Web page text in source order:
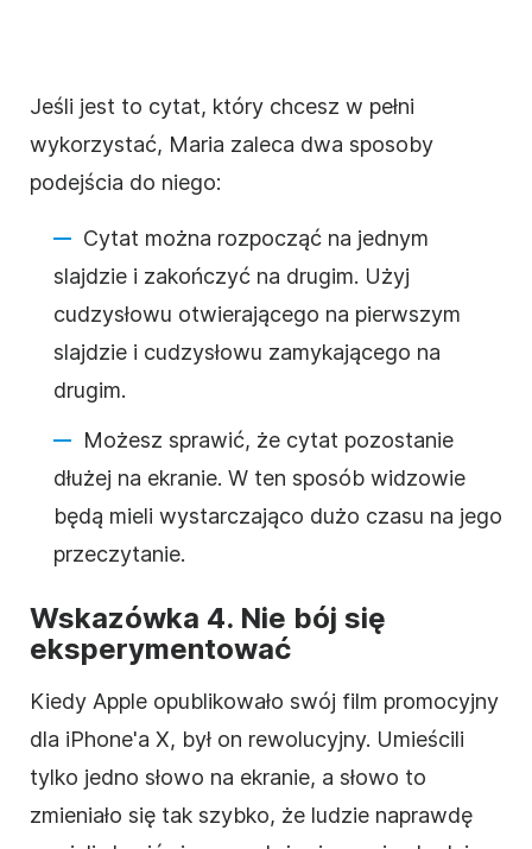
Jeśli jest to cytat, który chcesz w pełni
wykorzystać, Maria zaleca dwa sposoby
podejścia do niego:
Cytat można rozpocząć na jednym
slajdzie i zakończyć na drugim. Użyj
cudzysłowu otwierającego na pierwszym
slajdzie i cudzysłowu zamykającego na
drugim.
Możesz sprawić, że cytat pozostanie
dłużej na ekranie. W ten sposób widzowie
będą mieli wystarczająco dużo czasu na jego
przeczytanie.
Wskazówka 4. Nie bój się
eksperymentować
Kiedy Apple opublikowało swój film promocyjny
dla iPhone'a X, był on rewolucyjny. Umieścili
tylko jedno słowo na ekranie, a słowo to
zmieniało się tak szybko, że ludzie naprawdę